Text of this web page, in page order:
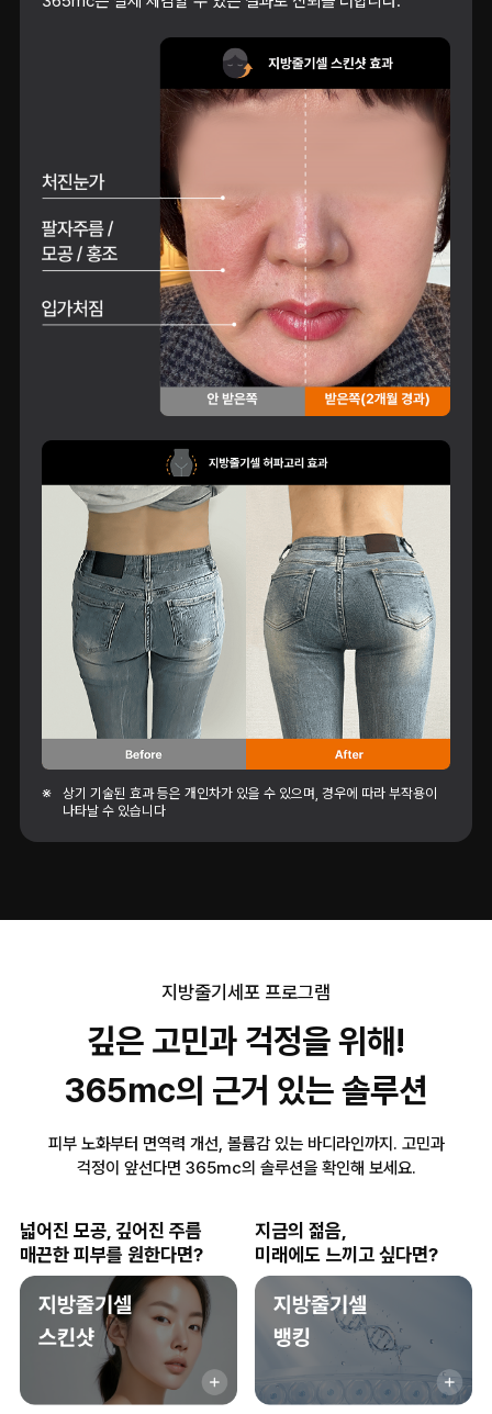
※
상기 기술된 효과 등은 개인차가 있을 수 있으며, 경우에 따라 부작용이
나타날 수 있습니다
지방줄기세포 프로그램
깊은 고민과 걱정을 위해!
365mc의 근거 있는 솔루션
피부 노화부터 면역력 개선, 볼륨감 있는 바디라인까지. 고민과
걱정이 앞선다면 365mc의 솔루션을 확인해 보세요.
넓어진 모공, 깊어진 주름
매끈한 피부를 원한다면?
지금의 젊음,
미래에도 느끼고 싶다면?